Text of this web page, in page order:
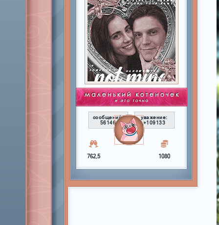
сообщений:
56146
уважение:
+109133
762,5 1080